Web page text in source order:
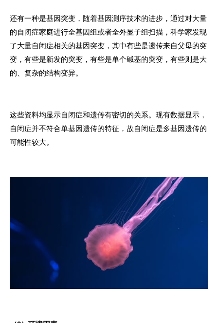
还有一种是基因突变，随着基因测序技术的进步，通过对大量
的自闭症家庭进行全基因组或者全外显子组扫描，科学家发现
了大量自闭症相关的基因突变，其中有些是遗传来自父母的突
变，有些是新发的突变，有些是单个碱基的突变，有些则是大
的、复杂的结构变异。
这些资料均显示自闭症和遗传有密切的关系。现有数据显示，
自闭症并不符合单基因遗传的特征，故自闭症是多基因遗传的
可能性较大。